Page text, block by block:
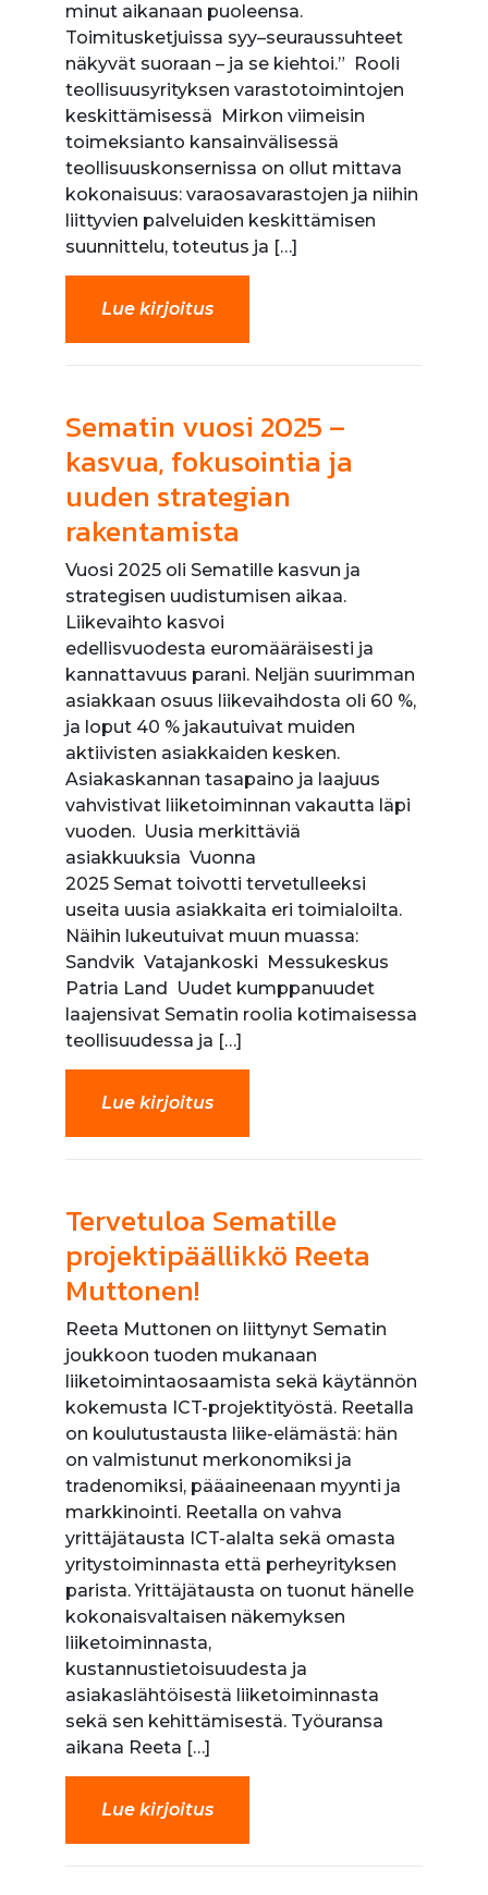
minut aikanaan puoleensa.
Toimitusketjuissa syy–seuraussuhteet
näkyvät suoraan – ja se kiehtoi.” Rooli
teollisuusyrityksen varastotoimintojen
keskittämisessä Mirkon viimeisin
toimeksianto kansainvälisessä
teollisuuskonsernissa on ollut mittava
kokonaisuus: varaosavarastojen ja niihin
liittyvien palveluiden keskittämisen
suunnittelu, toteutus ja […]
Lue kirjoitus
Sematin vuosi 2025 –
kasvua, fokusointia ja
uuden strategian
rakentamista
Vuosi 2025 oli Sematille kasvun ja
strategisen uudistumisen aikaa.
Liikevaihto kasvoi
edellisvuodesta euromääräisesti ja
kannattavuus parani. Neljän suurimman
asiakkaan osuus liikevaihdosta oli 60 %,
ja loput 40 % jakautuivat muiden
aktiivisten asiakkaiden kesken.
Asiakaskannan tasapaino ja laajuus
vahvistivat liiketoiminnan vakautta läpi
vuoden. Uusia merkittäviä
asiakkuuksia Vuonna
2025 Semat toivotti tervetulleeksi
useita uusia asiakkaita eri toimialoilta.
Näihin lukeutuivat muun muassa:
Sandvik Vatajankoski Messukeskus
Patria Land Uudet kumppanuudet
laajensivat Sematin roolia kotimaisessa
teollisuudessa ja […]
Lue kirjoitus
Tervetuloa Sematille
projektipäällikkö Reeta
Muttonen!
Reeta Muttonen on liittynyt Sematin
joukkoon tuoden mukanaan
liiketoimintaosaamista sekä käytännön
kokemusta ICT-projektityöstä. Reetalla
on koulutustausta liike-elämästä: hän
on valmistunut merkonomiksi ja
tradenomiksi, pääaineenaan myynti ja
markkinointi. Reetalla on vahva
yrittäjätausta ICT-alalta sekä omasta
yritystoiminnasta että perheyrityksen
parista. Yrittäjätausta on tuonut hänelle
kokonaisvaltaisen näkemyksen
liiketoiminnasta,
kustannustietoisuudesta ja
asiakaslähtöisestä liiketoiminnasta
sekä sen kehittämisestä. Työuransa
aikana Reeta […]
Lue kirjoitus